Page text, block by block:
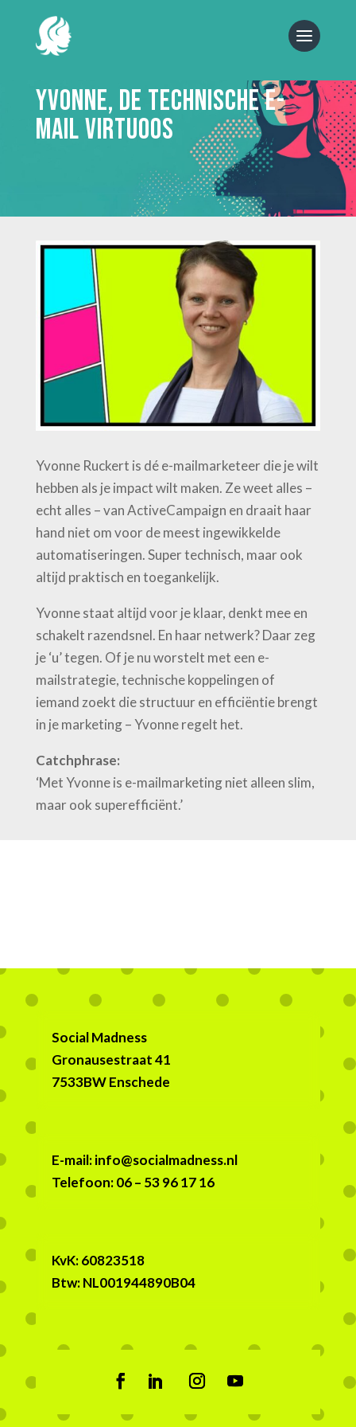
Yvonne, de Technische E-
mail Virtuoos
Yvonne Ruckert is dé e-mailmarketeer die je wilt
hebben als je impact wilt maken. Ze weet alles –
echt alles – van ActiveCampaign en draait haar
hand niet om voor de meest ingewikkelde
automatiseringen. Super technisch, maar ook
altijd praktisch en toegankelijk.
Yvonne staat altijd voor je klaar, denkt mee en
schakelt razendsnel. En haar netwerk? Daar zeg
je ‘u’ tegen. Of je nu worstelt met een e-
mailstrategie, technische koppelingen of
iemand zoekt die structuur en efficiëntie brengt
in je marketing – Yvonne regelt het.
Catchphrase:
‘Met Yvonne is e-mailmarketing niet alleen slim,
maar ook superefficiënt.’
Social Madness
Gronausestraat 41
7533BW Enschede
E-mail: info@socialmadness.nl
Telefoon: 06 – 53 96 17 16
KvK:60823518
Btw:NL001944890B04